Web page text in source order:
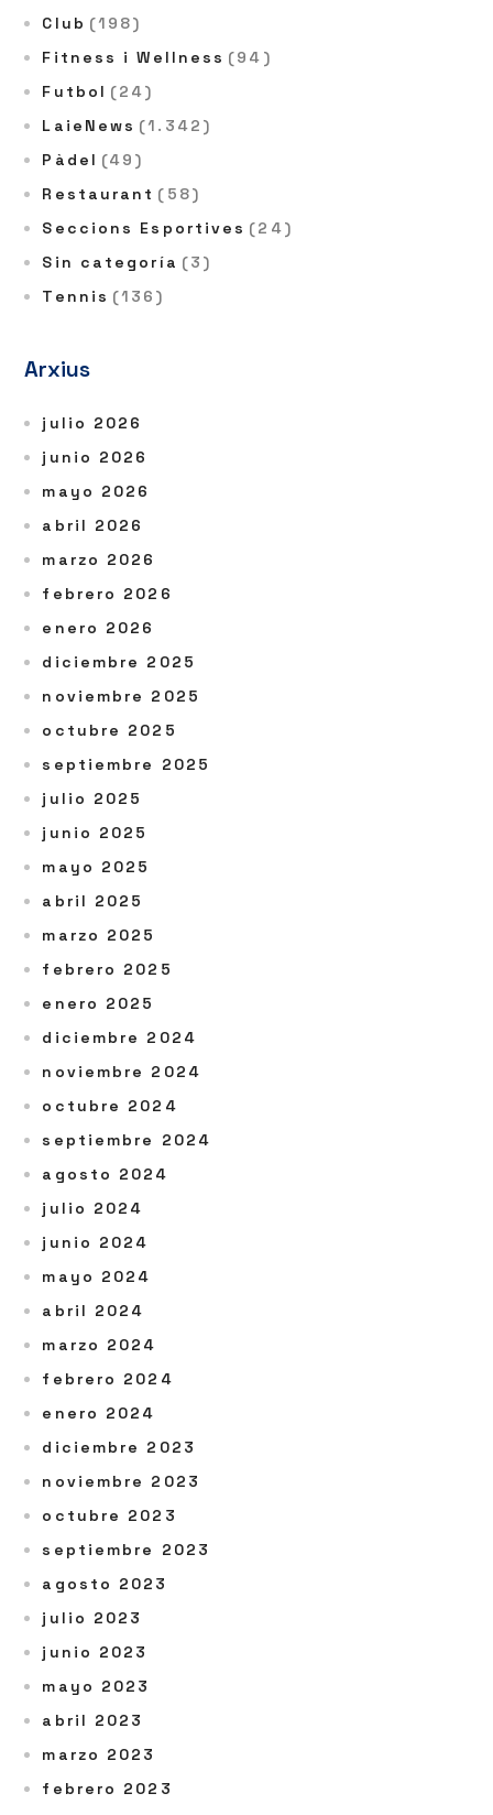
Club (198)
Fitness i Wellness (94)
Futbol (24)
LaieNews (1.342)
Pàdel (49)
Restaurant (58)
Seccions Esportives (24)
Sin categoría (3)
Tennis (136)
Arxius
julio 2026
junio 2026
mayo 2026
abril 2026
marzo 2026
febrero 2026
enero 2026
diciembre 2025
noviembre 2025
octubre 2025
septiembre 2025
julio 2025
junio 2025
mayo 2025
abril 2025
marzo 2025
febrero 2025
enero 2025
diciembre 2024
noviembre 2024
octubre 2024
septiembre 2024
agosto 2024
julio 2024
junio 2024
mayo 2024
abril 2024
marzo 2024
febrero 2024
enero 2024
diciembre 2023
noviembre 2023
octubre 2023
septiembre 2023
agosto 2023
julio 2023
junio 2023
mayo 2023
abril 2023
marzo 2023
febrero 2023